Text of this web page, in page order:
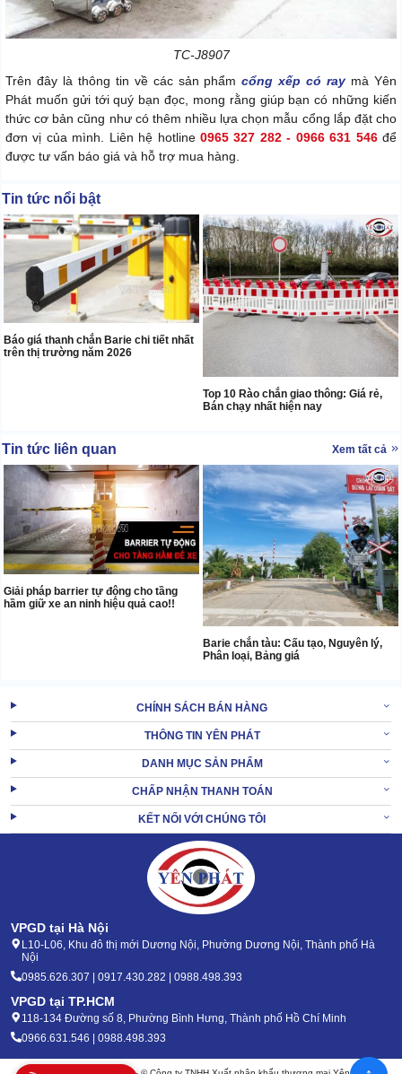
TC-J8907
Trên đây là thông tin về các sản phẩmcổng xếp có ray mà Yên
Phát muốn gửi tới quý bạn đọc, mong rằng giúp bạn có những kiến
thức cơ bản cũng như có thêm nhiều lựa chọn mẫu cổng lắp đặt cho
đơn vị của mình. Liên hệ hotline 0965 327 282 - 0966 631 546để
được tư vấn báo giá và hỗ trợ mua hàng.
Tin tức nổi bật
Báo giá thanh chắn Barie chi tiết nhất
trên thị trường năm 2026
Top 10 Rào chắn giao thông: Giá rẻ,
Bán chạy nhất hiện nay
Tin tức liên quan Xem tất cả
Giải pháp barrier tự động cho tầng
hầm giữ xe an ninh hiệu quả cao!!
Barie chắn tàu: Cấu tạo, Nguyên lý,
Phân loại, Bảng giá
CHÍNH SÁCH BÁN HÀNG
THÔNG TIN YÊN PHÁT
DANH MỤC SẢN PHẨM
CHẤP NHẬN THANH TOÁN
KẾT NỐI VỚI CHÚNG TÔI
VPGD tại Hà Nội
L10-L06, Khu đô thị mới Dương Nội, Phường Dương Nội, Thành phố Hà
Nội
0985.626.307 | 0917.430.282 | 0988.498.393
VPGD tại TP.HCM
118-134 Đường số 8, Phường Bình Hưng, Thành phố Hồ Chí Minh
0966.631.546 | 0988.498.393